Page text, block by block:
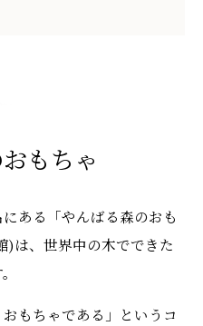
もちゃ
ある「やんばる森のおも
)は、世界中の木でできた
もちゃである」というコ